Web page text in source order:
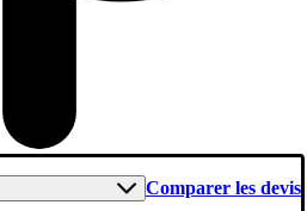
Comparer les devis